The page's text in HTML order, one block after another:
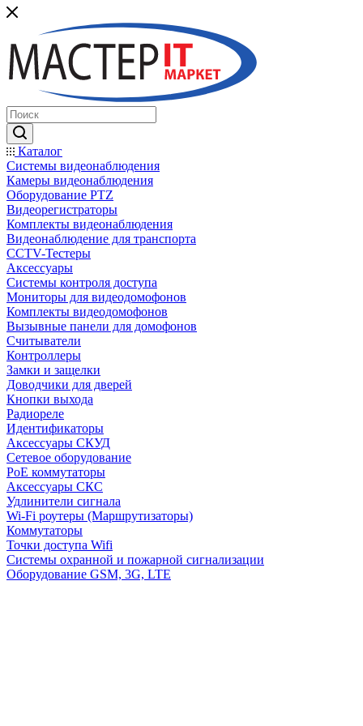
Каталог
Системы видеонаблюдения
Камеры видеонаблюдения
Оборудование PTZ
Видеорегистраторы
Комплекты видеонаблюдения
Видеонаблюдение для транспорта
CCTV-Тестеры
Аксессуары
Системы контроля доступа
Мониторы для видеодомофонов
Комплекты видеодомофонов
Вызывные панели для домофонов
Считыватели
Контроллеры
Замки и защелки
Доводчики для дверей
Кнопки выхода
Радиореле
Идентификаторы
Аксессуары СКУД
Сетевое оборудование
PoE коммутаторы
Аксессуары СКС
Удлинители сигнала
Wi-Fi роутеры (Маршрутизаторы)
Коммутаторы
Точки доступа Wifi
Системы охранной и пожарной сигнализации
Оборудование GSM, 3G, LTE